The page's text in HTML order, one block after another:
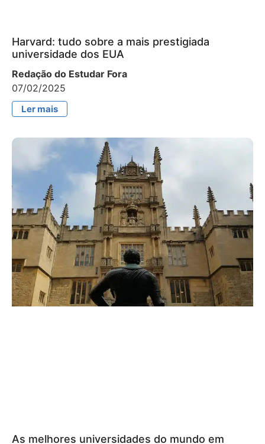
Harvard: tudo sobre a mais prestigiada
universidade dos EUA
Redação do Estudar Fora
07/02/2025
Ler mais
As melhores universidades do mundo em